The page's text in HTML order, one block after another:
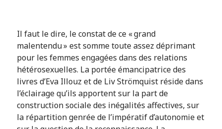
Il faut le dire, le constat de ce « grand
malentendu » est somme toute assez déprimant
pour les femmes engagées dans des relations
hétérosexuelles. La portée émancipatrice des
livres d’Eva Illouz et de Liv Strömquist réside dans
l’éclairage qu’ils apportent sur la part de
construction sociale des inégalités affectives, sur
la répartition genrée de l’impératif d’autonomie et